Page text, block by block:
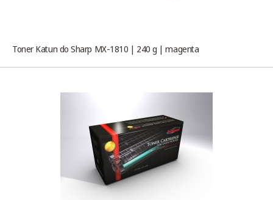
Toner Katun do Sharp MX-1810 | 240 g | magenta